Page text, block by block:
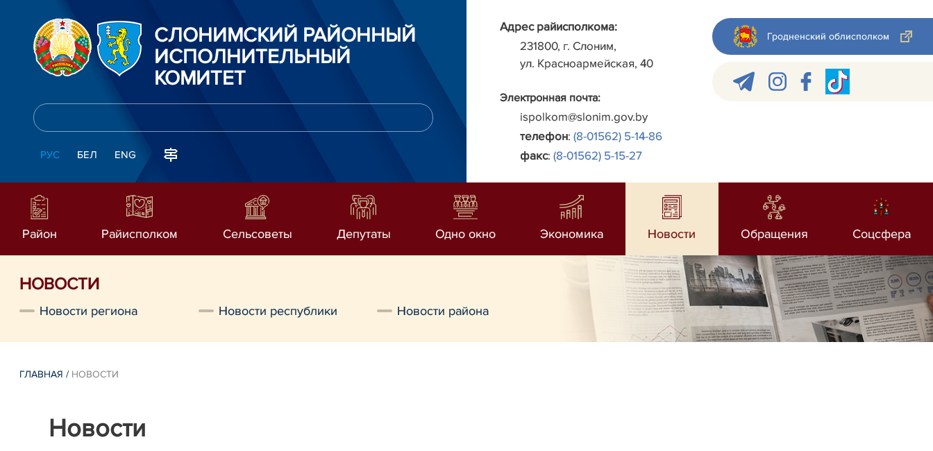
СЛОНИМСКИЙ РАЙОННЫЙ
ИСПОЛНИТЕЛЬНЫЙ
КОМИТЕТ
РУС БЕЛ ENG
Адрес райисполкома:
231800, г. Слоним,
ул. Красноармейская, 40
Электронная почта:
ispolkom@slonim.gov.by
телефон: (8-01562) 5-14-86
факс: (8-01562) 5-15-27
Гродненский облисполком
Район Райисполком Сельсоветы Депутаты Одно окно Экономика Новости Обращения Соцсфера
НОВОСТИ
Новости региона Новости республики Новости района
ГЛАВНАЯ / НОВОСТИ
Новости